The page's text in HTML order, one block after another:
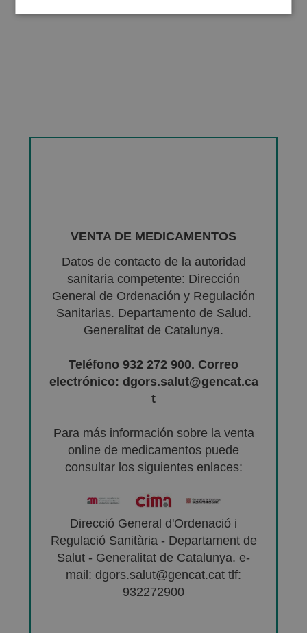
VENTA DE MEDICAMENTOS
Datos de contacto de la autoridad
sanitaria competente: Dirección
General de Ordenación y Regulación
Sanitarias. Departamento de Salud.
Generalitat de Catalunya.
Teléfono 932 272 900. Correo
electrónico: dgors.salut@gencat.ca
t
Para más información sobre la venta
online de medicamentos puede
consultar los siguientes enlaces:
Direcció General d'Ordenació i
Regulació Sanitària - Departament de
Salut - Generalitat de Catalunya. e-
mail: dgors.salut@gencat.cat tlf:
932272900